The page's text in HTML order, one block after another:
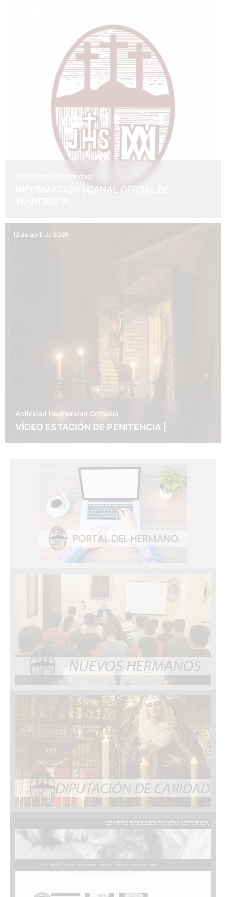
Hermandad
INFORMACIÓN | CANAL OFICIAL DE
12 de abril de 2026
Actividad Hermandad Cofradía
VÍDEO ESTACIÓN DE PENITENCIA |